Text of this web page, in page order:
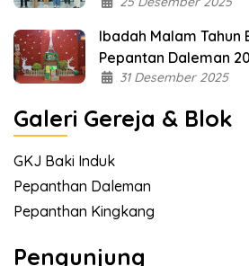
Ibadah Malam Tahun
Pepantan Daleman
31 Desember 2025
Galeri Gereja & Blok
GKJ Baki Induk
Pepanthan Daleman
Pepanthan Kingkang
Pengunjung